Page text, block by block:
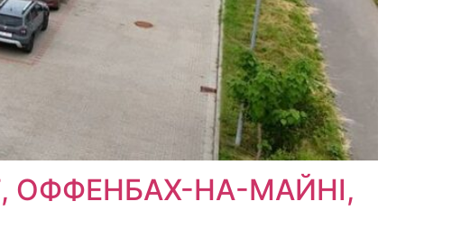
ОФФЕНБАХ-НА-МАЙНІ,